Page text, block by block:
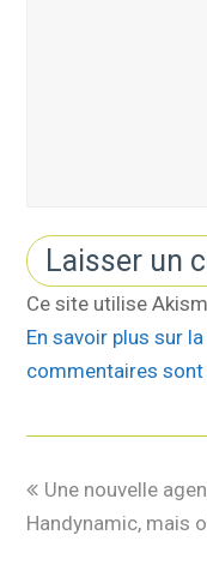
Ce site utilise
En savoir plus sur
commentaires
Une nouvelle
Handynamic, mais